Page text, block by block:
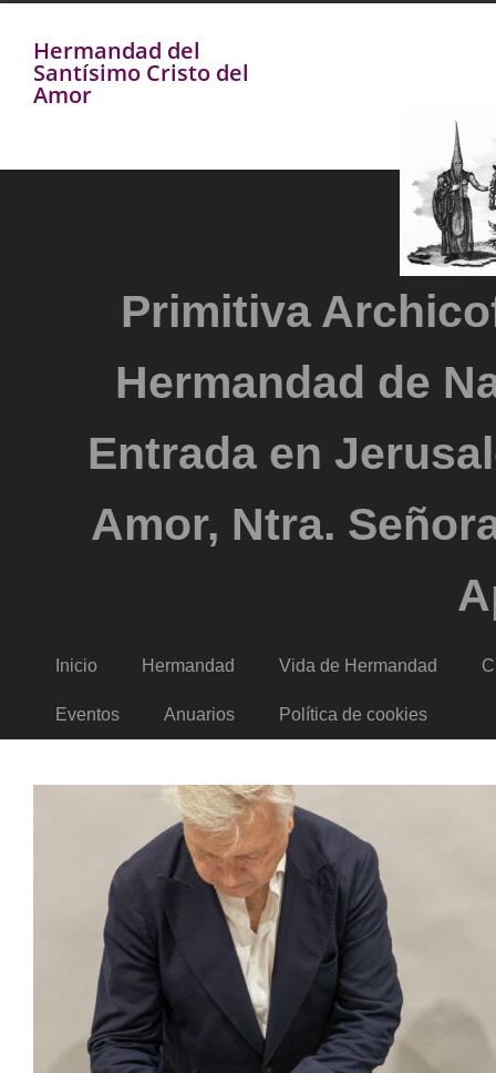
Hermandad del
Santísimo Cristo del
Amor
Primitiva
Hermandad de
Entrada en
Amor, Ntra.
Inicio Hermandad Vida de Hermandad
Eventos Anuarios Política de cookies